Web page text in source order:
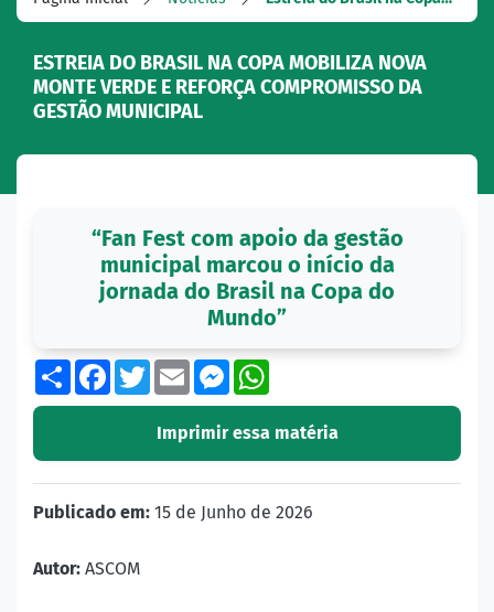
ESTREIA DO BRASIL NA COPA MOBILIZA NOVA
MONTE VERDE E REFORÇA COMPROMISSO DA
GESTÃO MUNICIPAL
“Fan Fest com apoio da gestão
municipal marcou o início da
jornada do Brasil na Copa do
Mundo”
ShareFacebook
TwitterEmailMessenger
Imprimir essa matéria
Publicado em: 15 de Junho de 2026
Autor: ASCOM